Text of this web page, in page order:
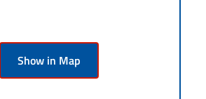
Show in Map